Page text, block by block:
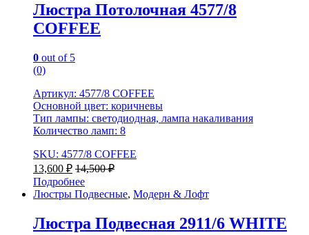
Люстра Потолочная 4577/8
COFFEE
0 out of 5
(0)
Артикул: 4577/8 COFFEE
Основной цвет: коричневы
Тип лампы: светодиодная, лампа накаливания
Количество ламп: 8
SKU: 4577/8 COFFEE
13,600 ₽ 14,500₽
Подробнее
Люстры Подвесные, Модерн & Лофт
Люстра Подвесная 2911/6 WHITE